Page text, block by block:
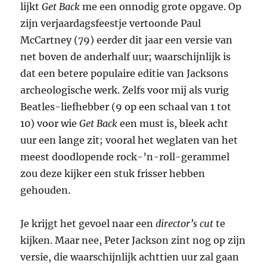
lijktGet Back me een onnodig grote opgave. Op
zijn verjaardagsfeestje vertoonde Paul
McCartney (79) eerder dit jaar een versie van
net boven de anderhalf uur; waarschijnlijk is
dat een betere populaire editie van Jacksons
archeologische werk. Zelfs voor mij als vurig
Beatles-liefhebber (9 op een schaal van 1 tot
10) voor wieGet Back een must is, bleek acht
uur een lange zit; vooral het weglaten van het
meest doodlopende rock-’n-roll-gerammel
zou deze kijker een stuk frisser hebben
gehouden.
Je krijgt het gevoel naar eendirector’s cut te
kijken. Maar nee, Peter Jackson zint nog op zijn
versie, die waarschijnlijk achttien uur zal gaan